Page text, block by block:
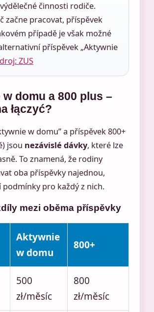
činnosti rodiče.
začne pracovat, příspěvek
případě je však možné
příspěvek „Aktywnie
ZUS
domu a 800 plus –
łączyć?
w domu” a příspěvek 800+
jsou nezávislé dávky, které lze
To znamená, že rodiny
oba příspěvky najednou,
pro každý z nich.
mezi oběma příspěvky
Aktywnie
w domu
800+
500
zł/měsíc
800
zł/měsíc